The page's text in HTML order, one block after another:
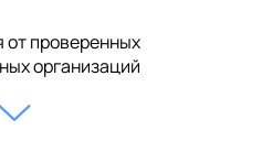
проверенных
организаций